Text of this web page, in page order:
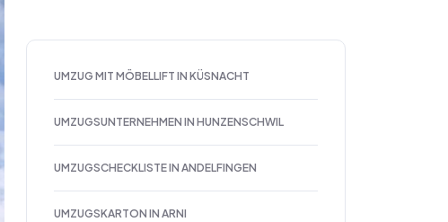
UMZUG MIT MÖBELLIFT IN KÜSNACHT
UMZUGSUNTERNEHMEN IN HUNZENSCHWIL
UMZUGSCHECKLISTE IN ANDELFINGEN
UMZUGSKARTON IN ARNI